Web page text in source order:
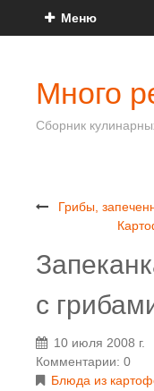
Меню
Много
Сборник
Грибы,
с
10 июля 2008 г.
Комментарии: 0
Блюда из